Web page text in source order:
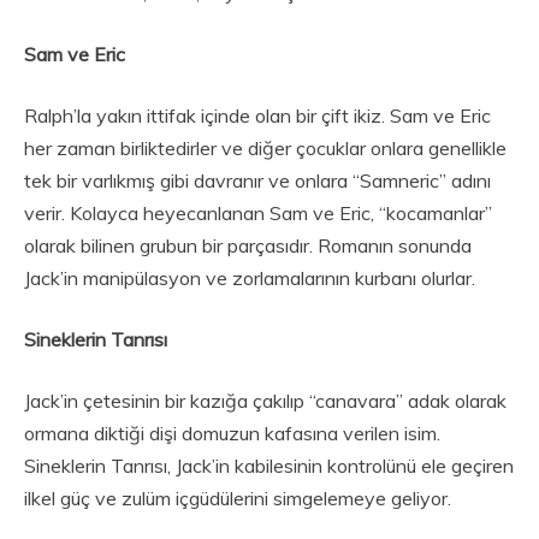
Sam ve Eric
Ralph’la yakın ittifak içinde olan bir çift ikiz. Sam ve Eric
her zaman birliktedirler ve diğer çocuklar onlara genellikle
tek bir varlıkmış gibi davranır ve onlara “Samneric” adını
verir. Kolayca heyecanlanan Sam ve Eric, “kocamanlar”
olarak bilinen grubun bir parçasıdır. Romanın sonunda
Jack’in manipülasyon ve zorlamalarının kurbanı olurlar.
Sineklerin Tanrısı
Jack’in çetesinin bir kazığa çakılıp “canavara” adak olarak
ormana diktiği dişi domuzun kafasına verilen isim.
Sineklerin Tanrısı, Jack’in kabilesinin kontrolünü ele geçiren
ilkel güç ve zulüm içgüdülerini simgelemeye geliyor.